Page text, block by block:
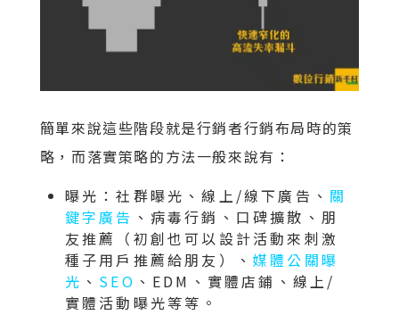
簡單來說這些階段就是行銷者行銷布局時的策
略，而落實策略的方法一般來說有：
曝光：社群曝光、線上/線下廣告、 關
鍵字廣告 、病毒行銷、口碑擴散、朋
友推薦（初創也可以設計活動來刺激
種子用戶推薦給朋友）、 媒體公關曝
光 、 SEO 、EDM、實體店鋪、線上/
實體活動曝光等等。